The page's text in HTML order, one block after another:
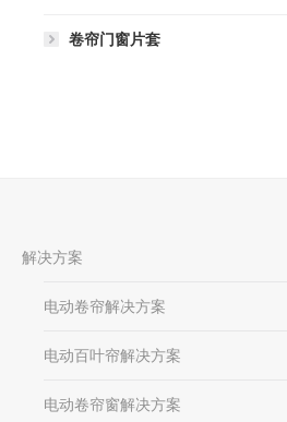
卷帘门窗片套
解决方案
电动卷帘解决方案
电动百叶帘解决方案
电动卷帘窗解决方案